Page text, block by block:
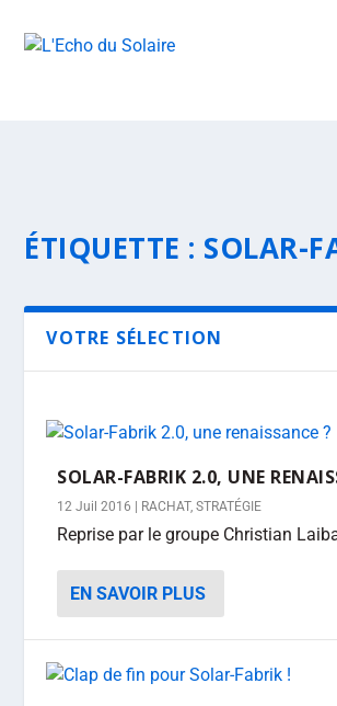
ÉTIQUETTE : SOLAR-
VOTRE SÉLECTION
SOLAR-FABRIK 2.0, UNE
12 Juil 2016 RACHAT,STRATÉGIE
Reprise par le groupe Christian
EN SAVOIR PLUS